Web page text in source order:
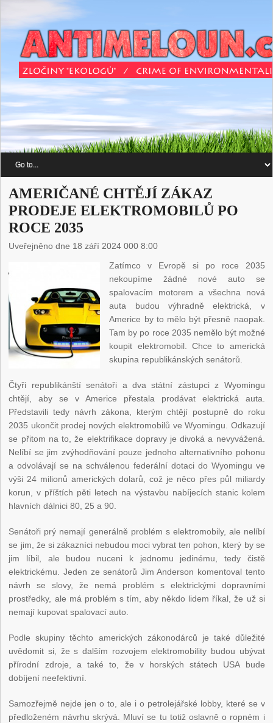
AMERIČANÉ CHTĚJÍ ZÁKAZ
PRODEJE ELEKTROMOBILŮ PO
ROCE 2035
Uveřejněno dne 18 září 2024 000 8:00
Zatímco v Evropě si po roce 2035
nekoupíme žádné nové auto se
spalovacím motorem a všechna nová
auta budou výhradně elektrická, v
Americe by to mělo být přesně naopak.
Tam by po roce 2035 nemělo být možné
koupit elektromobil. Chce to americká
skupina republikánských senátorů.
Čtyři republikánští senátoři a dva státní zástupci z Wyomingu
chtějí, aby se v Americe přestala prodávat elektrická auta.
Představili tedy návrh zákona, kterým chtějí postupně do roku
2035 ukončit prodej nových elektromobilů ve Wyomingu. Odkazují
se přitom na to, že elektrifikace dopravy je divoká a nevyvážená.
Nelíbí se jim zvýhodňování pouze jednoho alternativního pohonu
a odvolávají se na schválenou federální dotaci do Wyomingu ve
výši 24 milionů amerických dolarů, což je něco přes půl miliardy
korun, v příštích pěti letech na výstavbu nabíjecích stanic kolem
hlavních dálnici 80, 25 a 90.
Senátoři prý nemají generálně problém s elektromobily, ale nelíbí
se jim, že si zákazníci nebudou moci vybrat ten pohon, který by se
jim líbil, ale budou nuceni k jednomu jedinému, tedy čistě
elektrickému. Jeden ze senátorů Jim Anderson komentoval tento
návrh se slovy, že nemá problém s elektrickými dopravními
prostředky, ale má problém s tím, aby někdo lidem říkal, že už si
nemají kupovat spalovací auto.
Podle skupiny těchto amerických zákonodárců je také důležité
uvědomit si, že s dalším rozvojem elektromobility budou ubývat
přírodní zdroje, a také to, že v horských státech USA bude
dobíjení neefektivní.
Samozřejmě nejde jen o to, ale i o petrolejářské lobby, které se v
předloženém návrhu skrývá. Mluví se tu totiž oslavně o ropném i